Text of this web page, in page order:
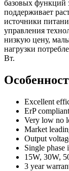
базовых функций
поддерживает
источники
управления
низкую цену,
нагрузки
Вт.
Excellent
ErP compliant
Very low no
Market
Output
Single phase
15W, 30W,
3 year